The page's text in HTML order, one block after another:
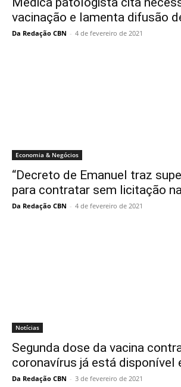
vacinação e lamenta difusão
Da Redação CBN - 4 de fevereiro de 2021
Economia & Negócios
“Decreto de Emanuel traz
para contratar sem licitação
Da Redação CBN - 4 de fevereiro de 2021
Notícias
Segunda dose da vacina
coronavírus já está disponível
Da Redação CBN - 3 de fevereiro de 2021